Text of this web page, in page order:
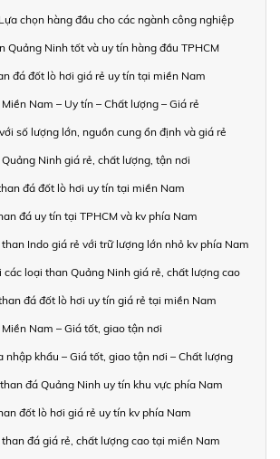
chọn hàng đầu cho các ngành công nghiệp
Quảng Ninh tốt và uy tín hàng đầu TPHCM
đá đốt lò hơi giá rẻ uy tín tại miền Nam
Nam – Uy tín – Chất lượng – Giá rẻ
số lượng lớn, nguồn cung ổn định và giá rẻ
Ninh giá rẻ, chất lượng, tận nơi
đá đốt lò hơi uy tín tại miền Nam
đá uy tín tại TPHCM và kv phía Nam
Indo giá rẻ với trữ lượng lớn nhỏ kv phía Nam
các loại than Quảng Ninh giá rẻ, chất lượng cao
đá đốt lò hơi uy tín giá rẻ tại miền Nam
Nam – Giá tốt, giao tận nơi
nhập khẩu – Giá tốt, giao tận nơi – Chất lượng
đá Quảng Ninh uy tín khu vực phía Nam
đốt lò hơi giá rẻ uy tín kv phía Nam
đá giá rẻ, chất lượng cao tại miền Nam